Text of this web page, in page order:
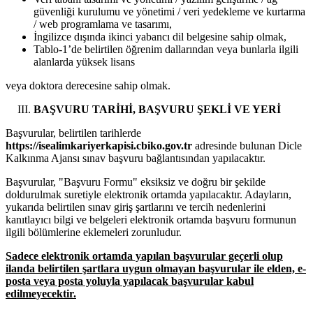
güvenliği kurulumu ve yönetimi / veri yedekleme ve kurtarma
/ web programlama ve tasarımı,
İngilizce dışında ikinci yabancı dil belgesine sahip olmak,
Tablo-1’de belirtilen öğrenim dallarından veya bunlarla ilgili
alanlarda yüksek lisans
veya doktora derecesine sahip olmak.
BAŞVURU TARİHİ, BAŞVURU ŞEKLİ VE YERİ
Başvurular, belirtilen tarihlerde
https://isealimkariyerkapisi.cbiko.gov.tr adresinde bulunan Dicle
Kalkınma Ajansı sınav başvuru bağlantısından yapılacaktır.
Başvurular, "Başvuru Formu" eksiksiz ve doğru bir şekilde
doldurulmak suretiyle elektronik ortamda yapılacaktır. Adayların,
yukarıda belirtilen sınav giriş şartlarını ve tercih nedenlerini
kanıtlayıcı bilgi ve belgeleri elektronik ortamda başvuru formunun
ilgili bölümlerine eklemeleri zorunludur.
Sadece elektronik ortamda yapılan başvurular geçerli olup
ilanda belirtilen şartlara uygun olmayan başvurular ile elden, e-
posta veya posta yoluyla yapılacak başvurular kabul
edilmeyecektir.